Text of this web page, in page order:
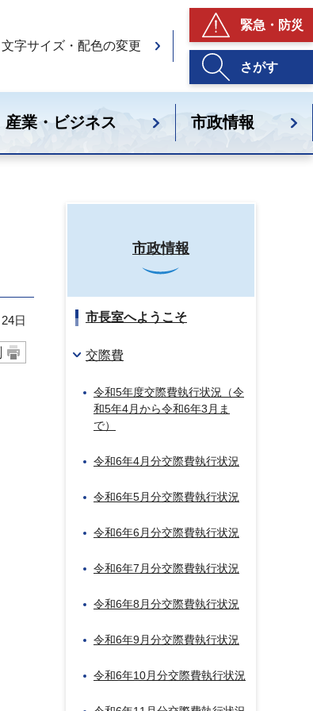
文字サイズ・配色の変更
緊急・防災
さがす
産業・ビジネス 市政情報
日
市政情報
市長室へようこそ
交際費
令和5年度交際費執行状況（令
和5年4月から令和6年3月ま
で）
令和6年4月分交際費執行状況
令和6年5月分交際費執行状況
令和6年6月分交際費執行状況
令和6年7月分交際費執行状況
令和6年8月分交際費執行状況
令和6年9月分交際費執行状況
令和6年10月分交際費執行状況